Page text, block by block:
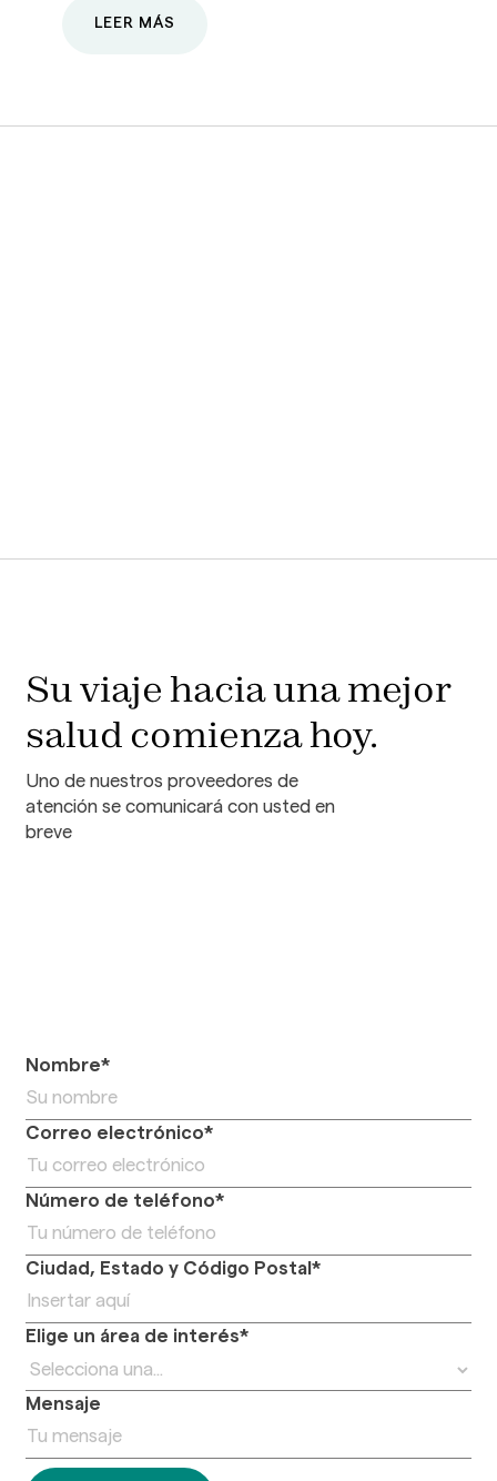
LEER MÁS
Su viaje hacia una mejor
salud comienza hoy.
Uno de nuestros proveedores de
atención se comunicará con usted en
breve
Nombre*
Correo electrónico*
Número de teléfono*
Ciudad, Estado y Código Postal*
Elige un área de interés*
Mensaje